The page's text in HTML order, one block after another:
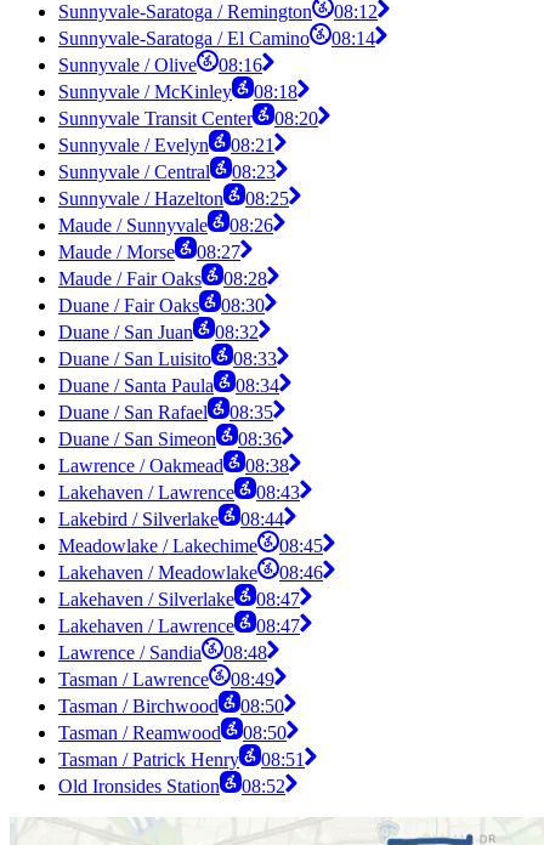
Sunnyvale-Saratoga / Remington
08:12
Sunnyvale-Saratoga / El Camino
08:14
Sunnyvale / Olive
08:16
Sunnyvale / McKinley
08:18
Sunnyvale Transit Center
08:20
Sunnyvale / Evelyn
08:21
Sunnyvale / Central
08:23
Sunnyvale / Hazelton
08:25
Maude / Sunnyvale
08:26
Maude / Morse
08:27
Maude / Fair Oaks
08:28
Duane / Fair Oaks
08:30
Duane / San Juan
08:32
Duane / San Luisito
08:33
Duane / Santa Paula
08:34
Duane / San Rafael
08:35
Duane / San Simeon
08:36
Lawrence / Oakmead
08:38
Lakehaven / Lawrence
08:43
Lakebird / Silverlake
08:44
Meadowlake / Lakechime
08:45
Lakehaven / Meadowlake
08:46
Lakehaven / Silverlake
08:47
Lakehaven / Lawrence
08:47
Lawrence / Sandia
08:48
Tasman / Lawrence
08:49
Tasman / Birchwood
08:50
Tasman / Reamwood
08:50
Tasman / Patrick Henry
08:51
Old Ironsides Station
08:52